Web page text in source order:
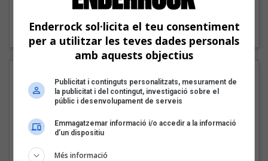
"Lo bueno y lo malo"
Carmen y María
Pep Álvarez amb Joan Muntaner (Xanguito)
Enderrock sol·licita el teu consentiment
per a utilitzar les teves dades personals
amb aquests objectius
Publicitat i continguts personalitzats, mesurament de
la publicitat i del contingut, investigació sobre el
públic i desenvolupament de serveis
Emmagatzemar informació i/o accedir a la informació
d’un dispositiu
Més informació